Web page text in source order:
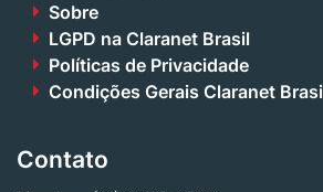
Sobre
LGPD na Claranet Brasil
Políticas de Privacidade
Condições Gerais Claranet
Contato